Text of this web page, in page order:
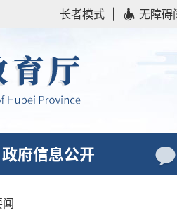
长者模式 无障碍
政府信息公开